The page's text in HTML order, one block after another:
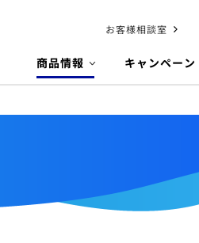
お客様相談室
商品情報
キャンペーン